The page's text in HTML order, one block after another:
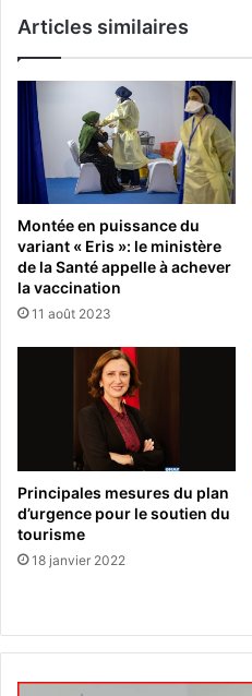
Articles similaires
Montée en puissance du
variant « Eris »: le ministère
de la Santé appelle à achever
la vaccination
11 août 2023
Principales mesures du plan
d’urgence pour le soutien du
tourisme
18 janvier 2022